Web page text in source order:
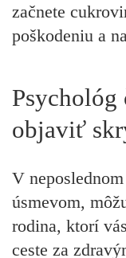
začnete
poškodeniu a
Psychológ
objaviť
V
úsmevom,
rodina, ktorí
ceste za